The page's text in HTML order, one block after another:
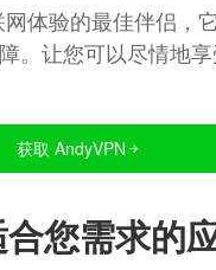
体验的最佳伴侣，
。让您可以尽情地
获取 AndyVPN
您需求的